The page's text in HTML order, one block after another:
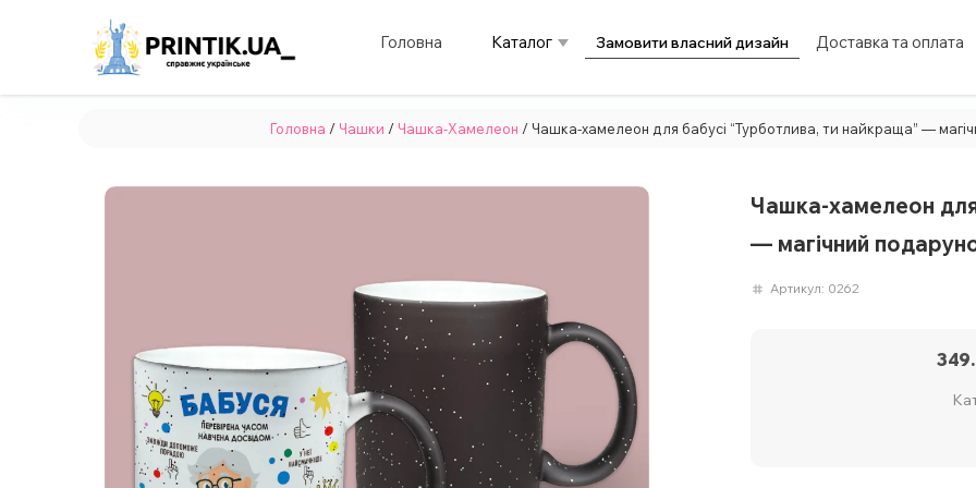
Головна Каталог Замовити власний дизайн Доставка та оплата
Головна / Чашки / Чашка-Хамелеон / Чашка-хамелеон для бабусі “Турботлива, ти найкраща” —
Чашка-хамелеон
— магічний
Артикул: 0262